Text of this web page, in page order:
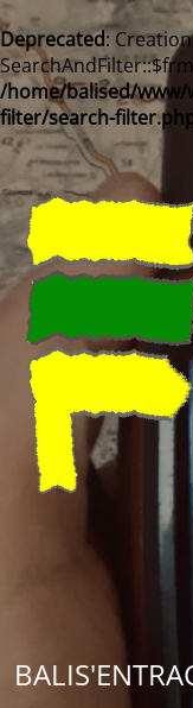
Deprecated:
/home/balised/
filter/search-